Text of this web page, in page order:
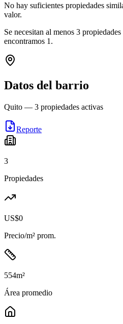
No hay suficientes propiedades
valor.
Se necesitan al menos 3 propiedades
encontramos 1 .
Datos del barrio
Quito — 3 propiedades activas
Reporte
3
Propiedades
US$0
Precio/m² prom.
554m²
Área promedio